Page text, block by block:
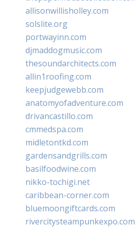
allisonwillisholley.com
solslite.org
portwayinn.com
djmaddogmusic.com
thesoundarchitects.com
allin1roofing.com
keepjudgewebb.com
anatomyofadventure.com
drivancastillo.com
cmmedspa.com
midletontkd.com
gardensandgrills.com
basilfoodwine.com
nikko-tochigi.net
caribbean-corner.com
bluemoongiftcards.com
rivercitysteampunkexpo.com